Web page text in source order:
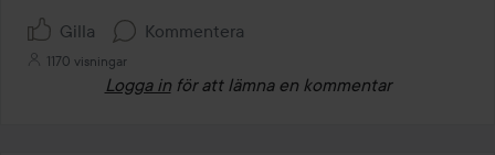
Gilla Kommentera
1170 visningar
Logga in för att lämna en kommentar